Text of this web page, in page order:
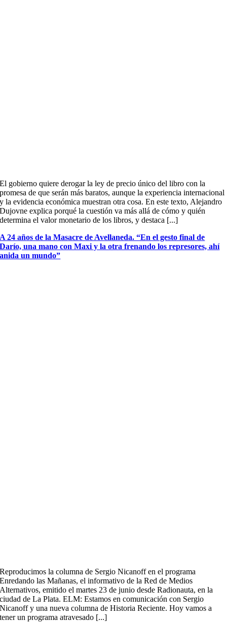
El gobierno quiere derogar la ley de precio único del libro con la
promesa de que serán más baratos, aunque la experiencia internacional
y la evidencia económica muestran otra cosa. En este texto, Alejandro
Dujovne explica porqué la cuestión va más allá de cómo y quién
determina el valor monetario de los libros, y destaca [...]
A 24 años de la Masacre de Avellaneda. “En el gesto final de
Darío, una mano con Maxi y la otra frenando los represores, ahí
anida un mundo”
Reproducimos la columna de Sergio Nicanoff en el programa
Enredando las Mañanas, el informativo de la Red de Medios
Alternativos, emitido el martes 23 de junio desde Radionauta, en la
ciudad de La Plata. ELM: Estamos en comunicación con Sergio
Nicanoff y una nueva columna de Historia Reciente. Hoy vamos a
tener un programa atravesado [...]